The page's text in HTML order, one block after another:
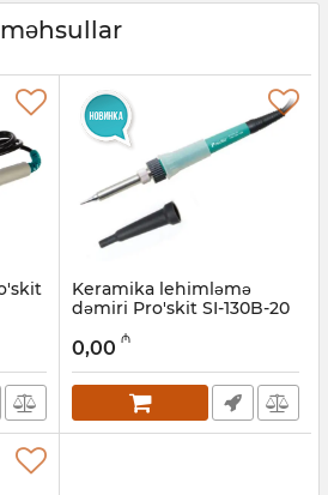
Keramika lehimləmə
dəmiri Pro'skit SI-130B-20
027001061
0,00 ₼